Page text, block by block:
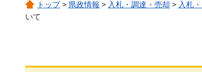
トップ> 県政情報 > 入札・調達・売却 > 入札
いて